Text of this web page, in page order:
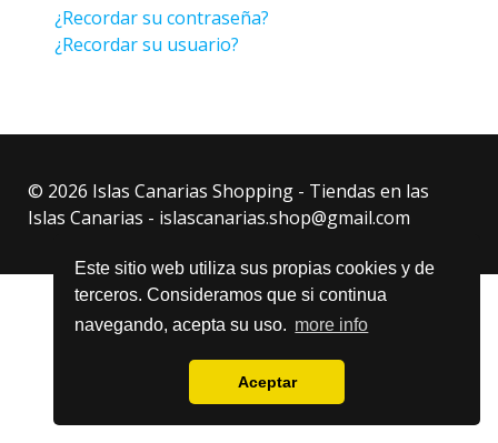
Este sitio web utiliza sus propias cookies y de
terceros. Consideramos que si continua
navegando, acepta su uso. more info
Aceptar
¿Recordar su contraseña?
¿Recordar su usuario?
© 2026 Islas Canarias Shopping - Tiendas en las
Islas Canarias - islascanarias.shop@gmail.com